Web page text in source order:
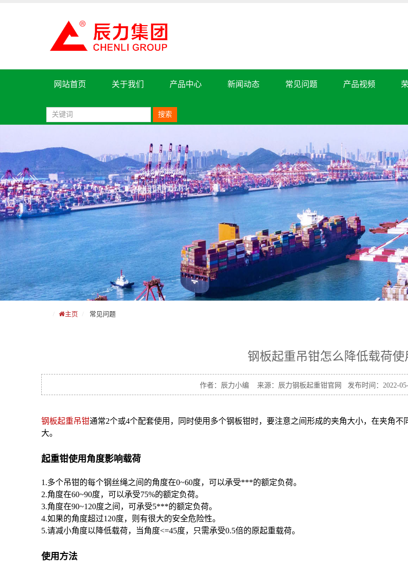
网站首页 关于我们 产品中心 新闻动态 常见问题 产品视频
搜索
主页 常见问题
钢板起重吊钳怎么降低载荷使
作者：辰力小编 来源：辰力钢板起重钳官网 发布时间：2022-
钢板起重吊钳通常2个或4个配套使用，同时使用多个钢板钳时，要注意之间形成的夹角大小，在夹角
大。
起重钳使用角度影响载荷
1.多个吊钳的每个钢丝绳之间的角度在0~60度，可以承受***的额定负荷。
2.角度在60~90度，可以承受75%的额定负荷。
3.角度在90~120度之间，可承受5***的额定负荷。
4.如果的角度超过120度，则有很大的安全危险性。
5.请减小角度以降低载荷，当角度<=45度，只需承受0.5倍的原起重载荷。
使用方法